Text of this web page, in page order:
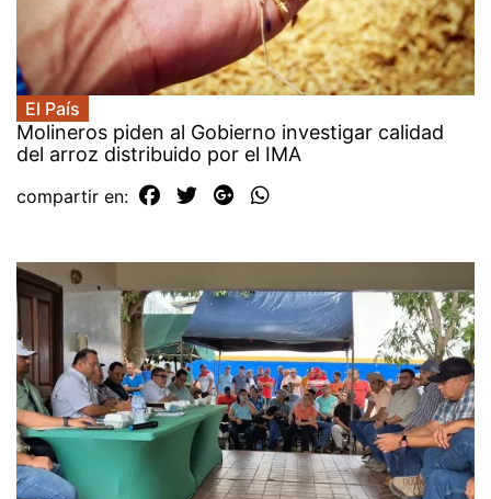
El País
Molineros piden al Gobierno investigar calidad
del arroz distribuido por el IMA
compartir en: